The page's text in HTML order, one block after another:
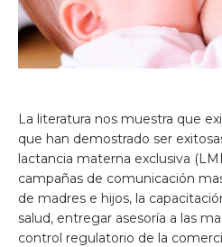
La literatura nos muestra que
que han demostrado ser
lactancia materna exclusiva
campañas de comunicación
de madres e hijos, la
salud, entregar asesoría a las
control regulatorio de la